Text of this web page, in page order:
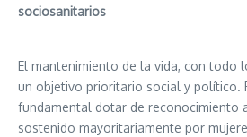
sociosanitarios
El mantenimiento de la vida, con todo
un objetivo prioritario social y político.
fundamental dotar de reconocimiento
sostenido mayoritariamente por